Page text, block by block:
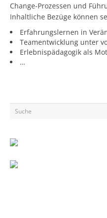
Change-Prozessen und
Inhaltliche Bezüge können
Erfahrungslernen in
Teamentwicklung unter
Erlebnispädagogik als
…